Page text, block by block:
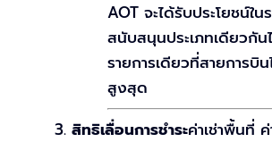
AOT จะได้รับประโยชน์ใน
สนับสนุนประเภทเดียวกัน
รายการเดียวที่สายการบิ
สูงสุด
สิทธิเลื่อนการชำระค่าเช่าพื้นที่